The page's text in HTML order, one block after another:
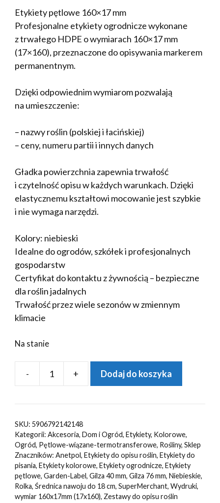
Etykiety pętlowe 160×17 mm
Profesjonalne etykiety ogrodnicze wykonane
z trwałego HDPE o wymiarach 160×17 mm
(17×160), przeznaczone do opisywania markerem
permanentnym.
Dzięki odpowiednim wymiarom pozwalają
na umieszczenie:
– nazwy roślin (polskiej i łacińskiej)
– ceny, numeru partii i innych danych
Gładka powierzchnia zapewnia trwałość
i czytelność opisu w każdych warunkach. Dzięki
elastycznemu kształtowi mocowanie jest szybkie
i nie wymaga narzędzi.
Kolory: niebieski
Idealne do ogrodów, szkółek i profesjonalnych
gospodarstw
Certyfikat do kontaktu z żywnością – bezpieczne
dla roślin jadalnych
Trwałość przez wiele sezonów w zmiennym
klimacie
Na stanie
-
ilość
ogrodnicze/sadownicze
NIEBIESKIE
160x17mm(17x160)
3750szt
+ Dodaj do koszyka
SKU: 5906792142148
Kategorii: Akcesoria, Dom i Ogród, Etykiety, Kolorowe,
Ogród, Pętlowe-wiązane-termotransferowe, Rośliny, Sklep
Znaczników: Anetpol, Etykiety do opisu roślin, Etykiety do
pisania, Etykiety kolorowe, Etykiety ogrodnicze, Etykiety
pętlowe, Garden-Label, Gilza 40 mm, Gilza 76 mm, Niebieskie,
Rolka, Średnica nawoju do 18 cm, SuperMerchant, Wydruki,
wymiar 160x17mm (17x160), Zestawy do opisu roślin